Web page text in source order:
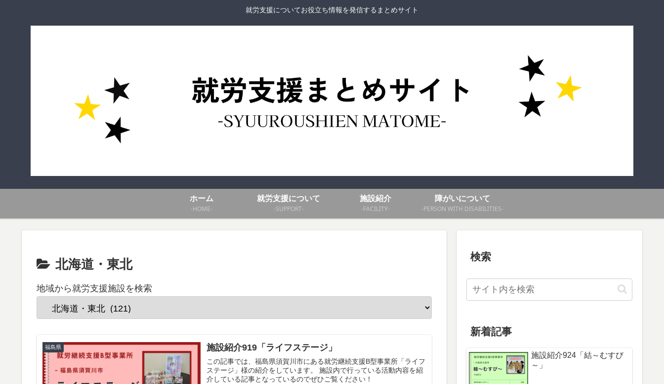
就労支援についてお役立ち情報を発信するまとめサイト
ホーム
-HOME-
就労支援について
-SUPPORT-
施設紹介
-FACILITY-
障がいについて
-PERSON WITH DISABILITIES-
北海道・東北
地域から就労支援施設を検索
福島県 施設紹介919「ライフステージ」
この記事では、福島県須賀川市にある就労継続支援B型事業所「ライフ
ステージ」様の紹介をしています。 施設内で行っている活動内容を紹
介している記事となっているのでぜひご覧ください！
検索
新着記事
施設紹介924「結～むすび
～」